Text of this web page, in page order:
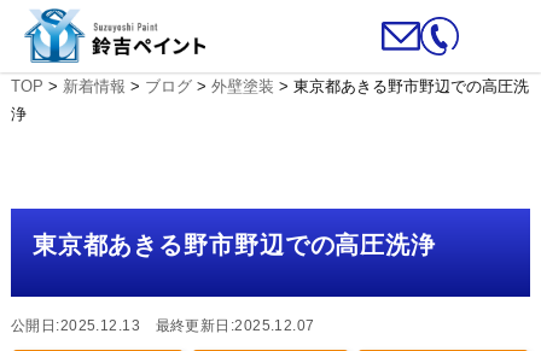
TOP > 新着情報 > ブログ> 外壁塗装 > 東京都あきる野市野辺での高圧洗
浄
東京都あきる野市野辺での高圧洗浄
公開日:2025.12.13 最終更新日:2025.12.07